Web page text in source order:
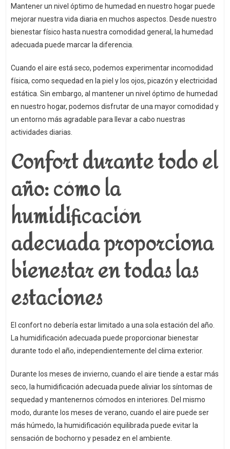
Mantener un nivel óptimo de humedad en nuestro hogar puede
mejorar nuestra vida diaria en muchos aspectos. Desde nuestro
bienestar físico hasta nuestra comodidad general, la humedad
adecuada puede marcar la diferencia.
Cuando el aire está seco, podemos experimentar incomodidad
física, como sequedad en la piel y los ojos, picazón y electricidad
estática. Sin embargo, al mantener un nivel óptimo de humedad
en nuestro hogar, podemos disfrutar de una mayor comodidad y
un entorno más agradable para llevar a cabo nuestras
actividades diarias.
Confort durante todo el
año: cómo la
humidificación
adecuada proporciona
bienestar en todas las
estaciones
El confort no debería estar limitado a una sola estación del año.
La humidificación adecuada puede proporcionar bienestar
durante todo el año, independientemente del clima exterior.
Durante los meses de invierno, cuando el aire tiende a estar más
seco, la humidificación adecuada puede aliviar los síntomas de
sequedad y mantenernos cómodos en interiores. Del mismo
modo, durante los meses de verano, cuando el aire puede ser
más húmedo, la humidificación equilibrada puede evitar la
sensación de bochorno y pesadez en el ambiente.